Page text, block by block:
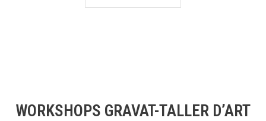
WORKSHOPS GRAVAT-TALLER D’ART